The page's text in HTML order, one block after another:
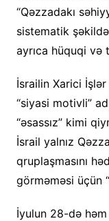
“Qəzzadakı
sistematik
ayrıca hüquqi
İsrailin Xarici
“siyasi motivli”
“əsassız” kimi
İsrail yalnız
qruplaşmasını
görməməsi üçün
İyulun 28-də həm